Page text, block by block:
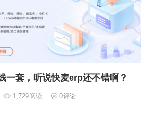
一套，听说快麦erp还不错啊？
1,729阅读 0评论